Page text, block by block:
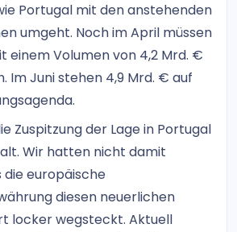
Portugal mit den anstehenden
umgeht. Noch im April müssen
einem Volumen von 4,2 Mrd. €
Im Juni stehen 4,9 Mrd. € auf
Zuspitzung der Lage in Portugal
Wir hatten nicht damit
europäische
diesen neuerlichen
locker wegsteckt. Aktuell